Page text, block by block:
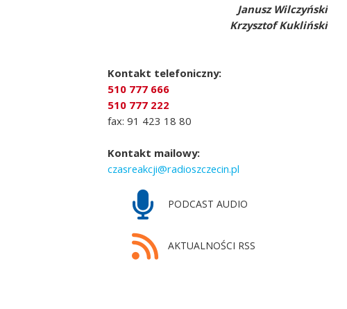
Janusz Wilczyński
Krzysztof Kukliński
Kontakt telefoniczny:
510 777 666
510 777 222
fax: 91 423 18 80
Kontakt mailowy:
czasreakcji@radioszczecin.pl
PODCAST AUDIO
AKTUALNOŚCI RSS